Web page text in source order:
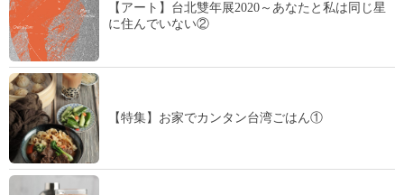
【アート】台北雙年展2020～あなたと私は同じ星
に住んでいない②
【特集】お家でカンタン台湾ごはん①